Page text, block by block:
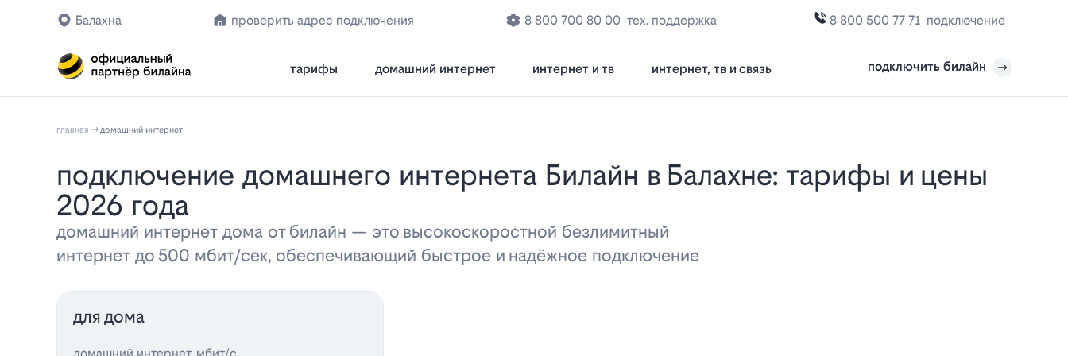
Балахна проверить адрес подключения 8 800 700 80 00 тех. поддержка 8 800 500 77 71 подключение
тарифы домашний интернет интернет и тв интернет, тв и связь подключить билайн
главная домашний интернет
Подключение домашнего интернета Билайн в Балахне: тарифы и цены
2026 года
домашний интернет дома от билайн — это высокоскоростной безлимитный
интернет до 500 мбит/сек, обеспечивающий быстрое и надёжное подключение
для дома